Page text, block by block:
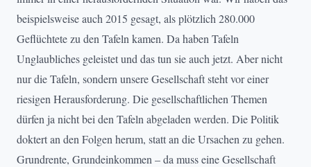
beispielsweise auch 2015 gesagt, als plötzlich 280.000
Geflüchtete zu den Tafeln kamen. Da haben Tafeln
Unglaubliches geleistet und das tun sie auch jetzt. Aber nicht
nur die Tafeln, sondern unsere Gesellschaft steht vor einer
riesigen Herausforderung. Die gesellschaftlichen Themen
dürfen ja nicht bei den Tafeln abgeladen werden. Die Politik
doktert an den Folgen herum, statt an die Ursachen zu gehen.
Grundrente, Grundeinkommen – da muss eine Gesellschaft